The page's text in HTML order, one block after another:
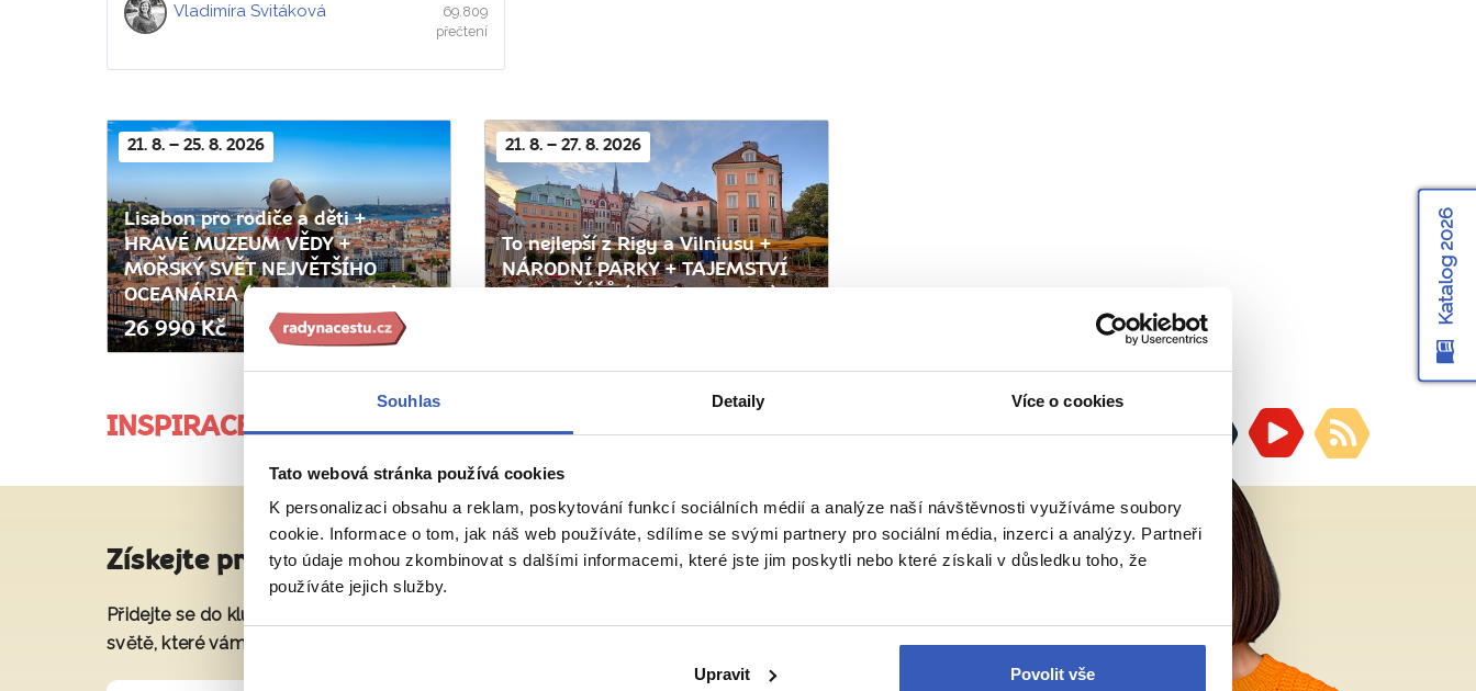
Souhlas Detaily Více o cookies
Tato webová stránka používá cookies
K personalizaci obsahu a reklam, poskytování funkcí sociálních médií a analýze naší návštěvnosti využíváme soubory
cookie. Informace o tom, jak náš web používáte, sdílíme se svými partnery pro sociální média, inzerci a analýzy. Partneři
tyto údaje mohou zkombinovat s dalšími informacemi, které jste jim poskytli nebo které získali v důsledku toho, že
používáte jejich služby.
Upravit Povolit vše
Vladimíra Svitáková
69.809
přečtení
21. 8. – 25. 8. 2026
Lisabon pro rodiče a děti +
HRAVÉ MUZEUM VĚDY +
MOŘSKÝ SVĚT NEJVĚTŠÍHO
OCEANÁRIA (letecky z Prahy)
26 990 Kč
21. 8. – 27. 8. 2026
To nejlepší z Rigy a Vilniusu +
NÁRODNÍ PARKY + TAJEMSTVÍ
INSPIRACEJE DÍLEM PRŮVODCŮ A ODBORNÍKŮ ZRADYNACESTU.CZ
Získejte pravidelné tipy na skvělá místa
Přidejte se do klubu a získáte exkluzivní přístup ke skrytým perlám v Evropě i ve
světě, které vám představí naše největší cestovatelské osobnosti.
Katalog 2026